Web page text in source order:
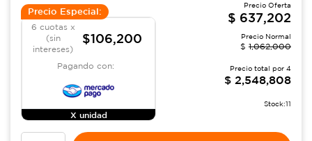
Precio Especial:
6 cuotas x
(sin
intereses)
$106,200
Pagando con:
X unidad
Precio Oferta
$ 637,202
Precio Normal
$ 1,062,000
Precio total por 4
$ 2,548,808
Stock:11